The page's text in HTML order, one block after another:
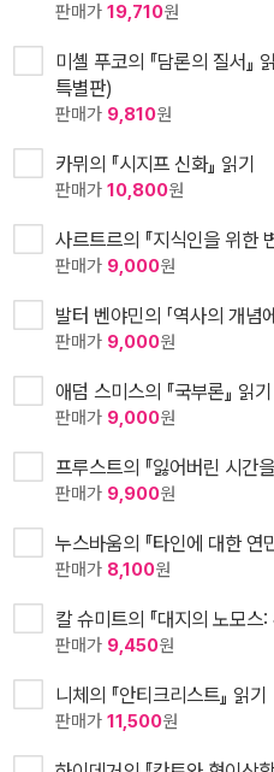
판매가 19,710원
미셸 푸코의 『담론의 질서
특별판)
판매가 9,810원
카뮈의 『시지프 신화』 읽기
판매가 10,800원
사르트르의 『지식인을 위한
판매가 9,000원
발터 벤야민의 「역사의 개념
판매가 9,000원
애덤 스미스의 『국부론』 읽기
판매가 9,000원
프루스트의 『잃어버린 시간
판매가 9,900원
누스바움의 『타인에 대한 연
판매가 8,100원
칼 슈미트의 『대지의 노모스:
판매가 9,450원
니체의 『안티크리스트』 읽기
판매가 11,500원